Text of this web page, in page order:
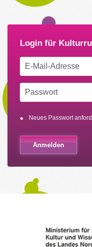
Neues Passwort